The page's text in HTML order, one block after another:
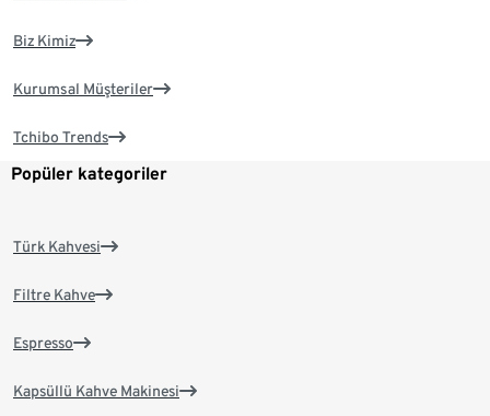
Biz Kimiz
Kurumsal Müşteriler
Tchibo Trends
Popüler kategoriler
Türk Kahvesi
Filtre Kahve
Espresso
Kapsüllü Kahve Makinesi